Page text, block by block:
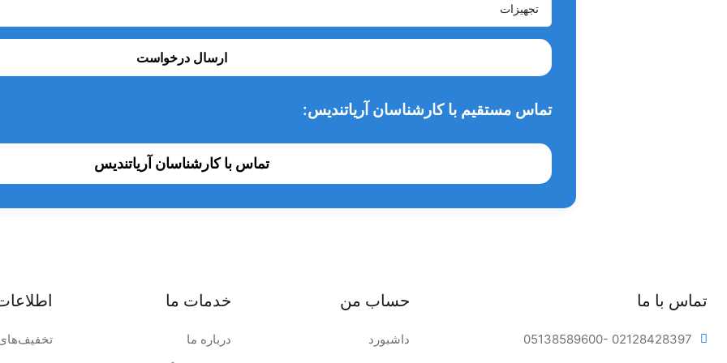
ارسال درخواست
تماس مستقیم با کارشناسان آریاتندیس:
تماس با کارشناسان آریاتندیس
تماس با ما
05138589600- 02128428397
حساب من
داشبورد
خدمات ما
درباره ما